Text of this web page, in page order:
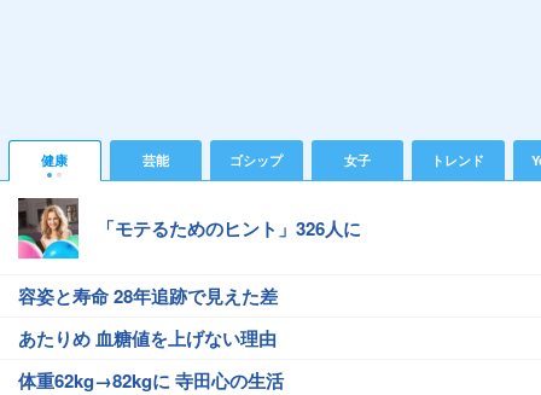
健康 芸能 ゴシップ 女子 トレンド
「モテるためのヒント」326人に
容姿と寿命 28年追跡で見えた差
あたりめ 血糖値を上げない理由
体重62kg→82kgに 寺田心の生活